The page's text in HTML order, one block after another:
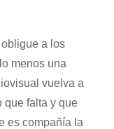
a los
menos una
vuelva a
que falta y que
es compañía la